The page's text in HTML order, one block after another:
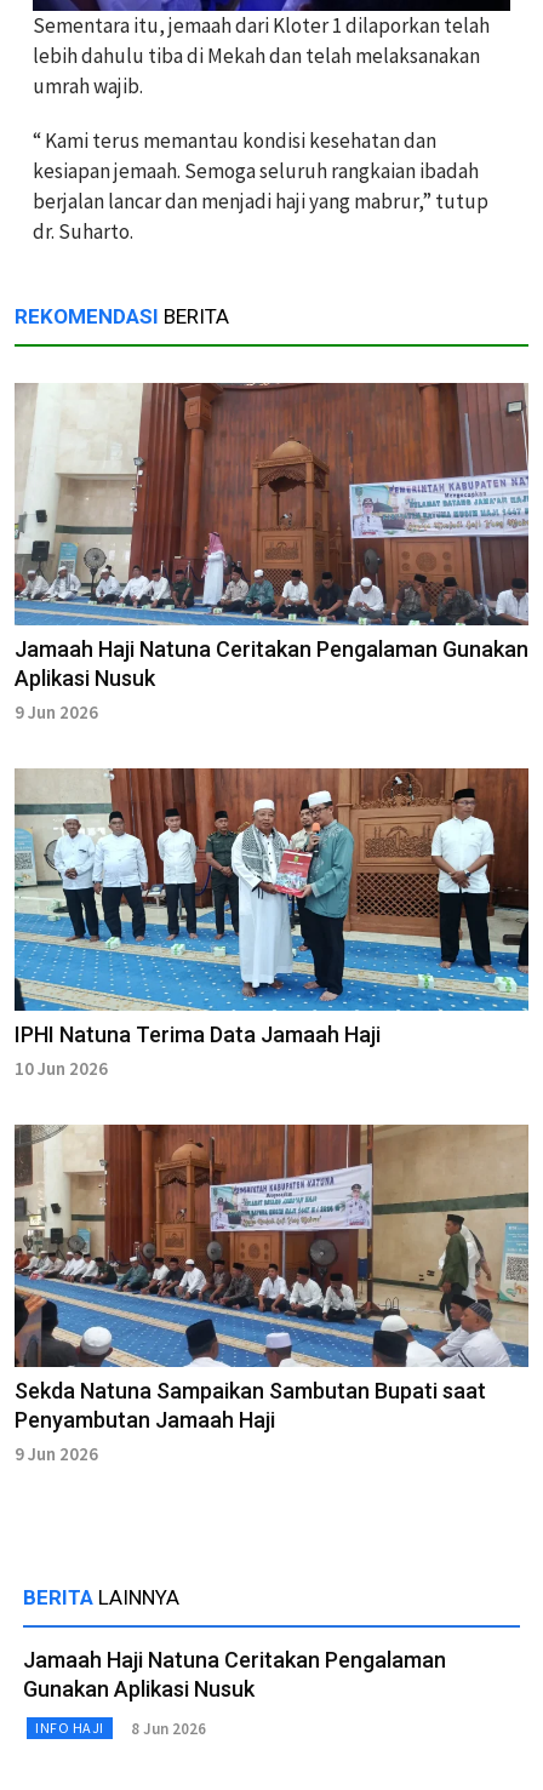
Sementara itu, jemaah dari Kloter 1 dilaporkan telah
lebih dahulu tiba di Mekah dan telah melaksanakan
umrah wajib.
“ Kami terus memantau kondisi kesehatan dan
kesiapan jemaah. Semoga seluruh rangkaian ibadah
berjalan lancar dan menjadi haji yang mabrur,” tutup
dr. Suharto.
REKOMENDASI BERITA
Jamaah Haji Natuna Ceritakan Pengalaman Gunakan
Aplikasi Nusuk
9 Jun 2026
IPHI Natuna Terima Data Jamaah Haji
10 Jun 2026
Sekda Natuna Sampaikan Sambutan Bupati saat
Penyambutan Jamaah Haji
9 Jun 2026
BERITA LAINNYA
Jamaah Haji Natuna Ceritakan Pengalaman
Gunakan Aplikasi Nusuk
INFO HAJI 8 Jun 2026